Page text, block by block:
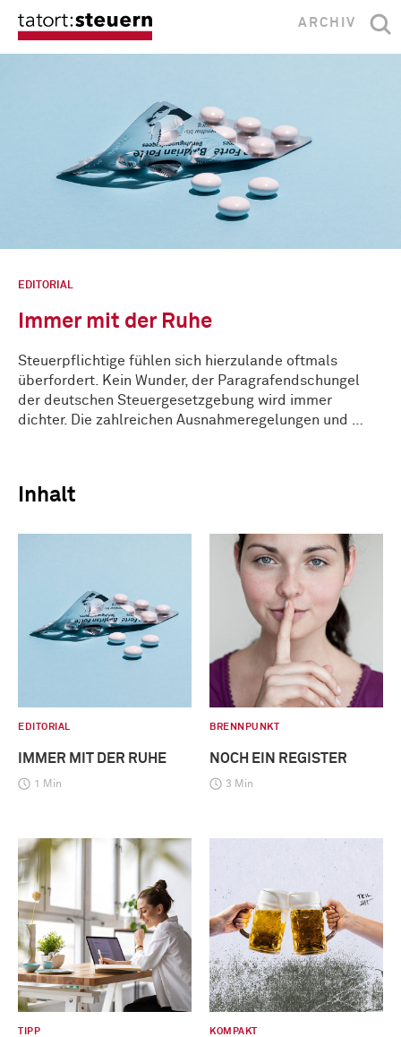
ARCHIV
EDITORIAL
Immer mit der Ruhe
Steuerpflichtige fühlen sich hierzulande oftmals
überfordert. Kein Wunder, der Paragrafendschungel
der deutschen Steuergesetzgebung wird immer
dichter. Die zahlreichen Ausnahmeregelungen und …
Inhalt
EDITORIAL
IMMER MIT DER RUHE
1 Min
BRENNPUNKT
NOCH EIN REGISTER
3 Min
TIPP KOMPAKT